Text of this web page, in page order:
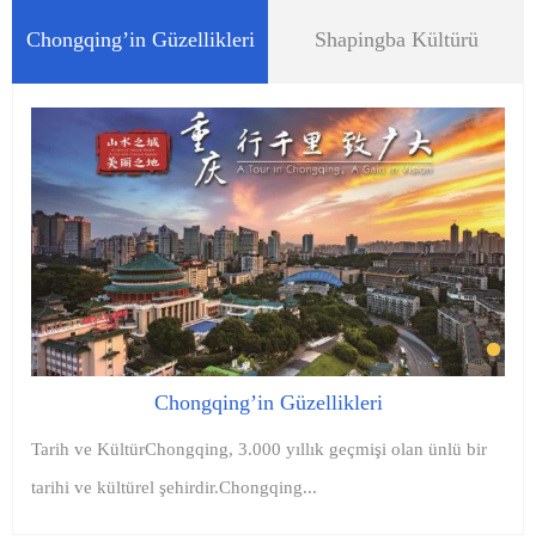
Chongqing’in Güzellikleri Shapingba Kültürü
Chongqing’in Güzellikleri
Tarih ve KültürChongqing, 3.000 yıllık geçmişi olan ünlü bir
tarihi ve kültürel şehirdir.Chongqing...